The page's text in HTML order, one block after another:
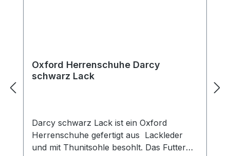
Oxford Herrenschuhe Darcy
schwarz Lack
Darcy schwarz Lack ist ein Oxford
Herrenschuhe gefertigt aus Lackleder
und mit Thunitsohle besohlt. Das Futter